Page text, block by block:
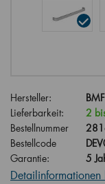
Hersteller:
BMF
Lieferbarkeit:
2
Bestellnummer
Bestellcode
Garantie:
5
Detailinformationen